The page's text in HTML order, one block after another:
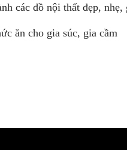
các đồ nội thất đẹp, nhẹ,
ăn cho gia súc, gia cầm